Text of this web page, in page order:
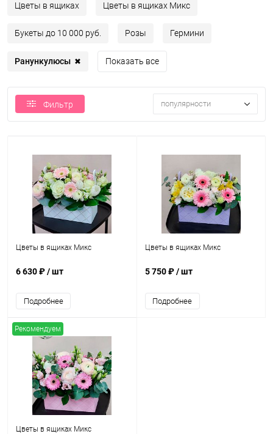
Цветы в ящиках Цветы в ящиках Микс
Букеты до 10 000 руб. Розы Гермини
Ранункулюсы ✖ Показать все
Фильтр популярности
Цветы в ящиках Микс
6 630 ₽/ шт
Подробнее
Цветы в ящиках Микс
5 750 ₽/ шт
Подробнее
Рекомендуем
Цветы в ящиках Микс